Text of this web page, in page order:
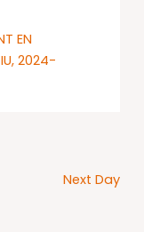
EN
2024-
Next Day